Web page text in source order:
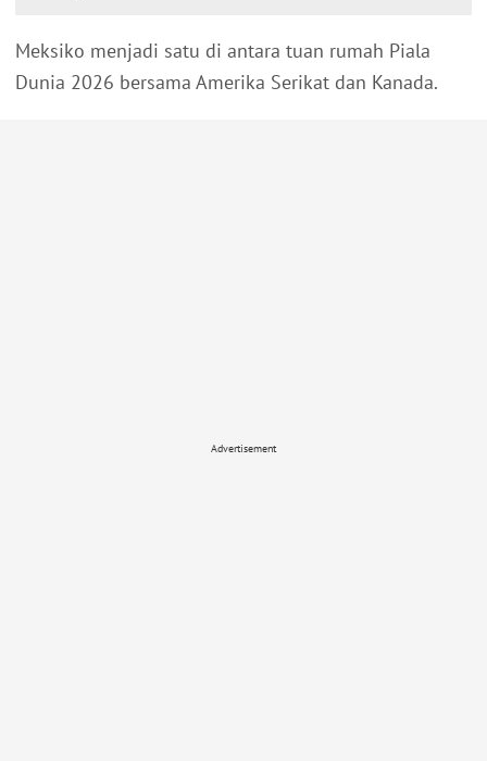
Meksiko menjadi satu di antara tuan rumah Piala
Dunia 2026 bersama Amerika Serikat dan Kanada.
Advertisement